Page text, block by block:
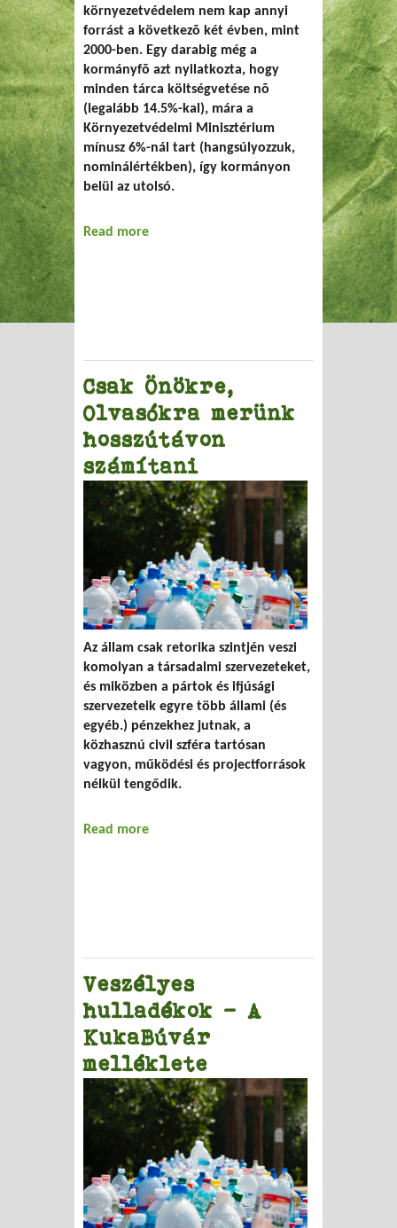
környezetvédelem nem kap annyi
forrást a következõ két évben, mint
2000-ben. Egy darabig még a
kormányfõ azt nyilatkozta, hogy
minden tárca költségvetése nõ
(legalább 14.5%-kal), mára a
Környezetvédelmi Minisztérium
mínusz 6%-nál tart (hangsúlyozzuk,
nominálértékben), így kormányon
belül az utolsó.
Read more
Csak Önökre,
Olvasókra merünk
hosszútávon
számítani
Az állam csak retorika szintjén veszi
komolyan a társadalmi szervezeteket,
és miközben a pártok és ifjúsági
szervezeteik egyre több állami (és
egyéb.) pénzekhez jutnak, a
közhasznú civil szféra tartósan
vagyon, működési és projectforrások
nélkül tengődik.
Read more
Veszélyes
hulladékok - A
KukaBúvár
melléklete